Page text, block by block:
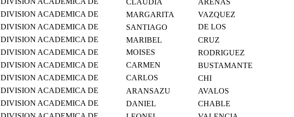
ADMINISTRATIVAS
CIENCIAS ECONOMICO
ADMINISTRATIVAS
CLAUDIA
ARENAS
DIVISION ACADEMICA DE
CIENCIAS ECONOMICO
ADMINISTRATIVAS
MARGARITA
VAZQUEZ
DIVISION ACADEMICA DE
CIENCIAS ECONOMICO
ADMINISTRATIVAS
SANTIAGO
DE LOS
SANTOS
DIVISION ACADEMICA DE
CIENCIAS ECONOMICO
ADMINISTRATIVAS
MARIBEL
CRUZ
DIVISION ACADEMICA DE
CIENCIAS ECONOMICO
ADMINISTRATIVAS
MOISES
EDUARDO
RODRIGUEZ
DIVISION ACADEMICA DE
CIENCIAS ECONOMICO
ADMINISTRATIVAS
CARMEN
CRISTINA
BUSTAMANTE
DIVISION ACADEMICA DE
CIENCIAS ECONOMICO
ADMINISTRATIVAS
CARLOS
ALBERTO
CHI
DIVISION ACADEMICA DE
CIENCIAS ECONOMICO
ADMINISTRATIVAS
ARANSAZU
AVALOS
DIVISION ACADEMICA DE
CIENCIAS ECONOMICO
DANIEL
CHABLE